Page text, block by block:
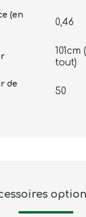
(en
0,46
101cm
tout)
de
50